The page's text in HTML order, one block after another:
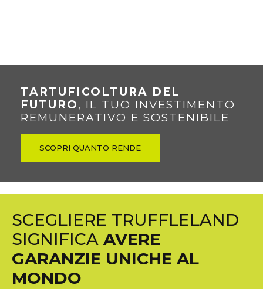
TARTUFICOLTURA DEL
FUTURO, IL TUO INVESTIMENTO
REMUNERATIVO E SOSTENIBILE
SCOPRI QUANTO RENDE
SCEGLIERE TRUFFLELAND
SIGNIFICA AVERE
GARANZIE UNICHE AL
MONDO